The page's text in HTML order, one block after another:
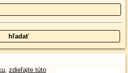
, zdieľajte túto